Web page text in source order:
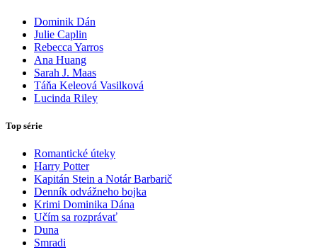
Dominik Dán
Julie Caplin
Rebecca Yarros
Ana Huang
Sarah J. Maas
Táňa Keleová Vasilková
Lucinda Riley
Top série
Romantické úteky
Harry Potter
Kapitán Stein a Notár Barbarič
Denník odvážneho bojka
Krimi Dominika Dána
Učím sa rozprávať
Duna
Smradi